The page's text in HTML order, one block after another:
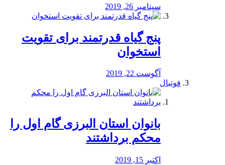
سپتامبر 26, 2019
پنج گیاه قدرتمند برای تقویت
استخوان
آگوست 22, 2019
فوتبال
بانوان استان البرزی گام اول را
محكم برداشتند
اکتبر 15, 2019